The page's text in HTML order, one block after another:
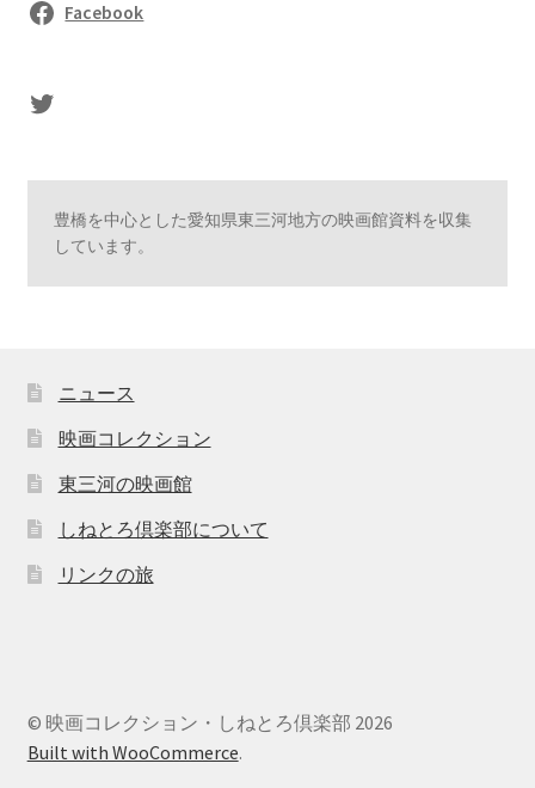
Facebook
sasaki's Twitter
豊橋を中心とした愛知県東三河地方の映画館資料を収集
しています。
ニュース
映画コレクション
東三河の映画館
しねとろ倶楽部について
リンクの旅
© 映画コレクション・しねとろ倶楽部 2026
Built with WooCommerce.